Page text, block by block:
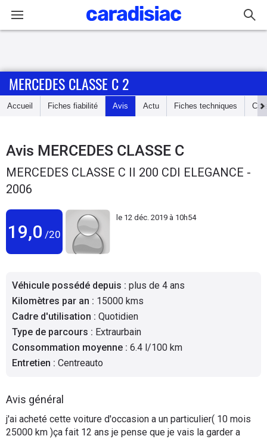
Accueil
Essais
Guide
d'achat
Utilitaires
Flottes
Auto
Services
Forum
Marques
MERCEDES CLASSE C 2
Accueil Fiches fiabilité Avis Actu Fiches techniques
Avis MERCEDES CLASSE C
MERCEDES CLASSE C II 200 CDI ELEGANCE -
2006
19,0 /20
le 12 déc. 2019 à 10h54
Véhicule possédé depuis : plus de 4 ans
Kilomètres par an : 15000 kms
Cadre d'utilisation : Quotidien
Type de parcours : Extraurbain
Consommation moyenne : 6.4 l/100 km
Entretien : Centreauto
Avis général
j'ai acheté cette voiture d'occasion a un particulier( 10 mois
25000 km )ça fait 12 ans je pense que je vais la garder a